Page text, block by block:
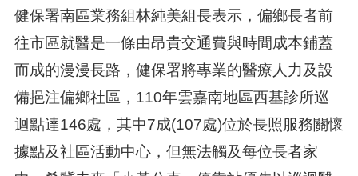
健保署南區業務組林純美組長表示，偏鄉長者前
往市區就醫是一條由昂貴交通費與時間成本鋪蓋
而成的漫漫長路，健保署將專業的醫療人力及設
備挹注偏鄉社區，110年雲嘉南地區西基診所巡
迴點達146處，其中7成(107處)位於長照服務關懷
據點及社區活動中心，但無法觸及每位長者家